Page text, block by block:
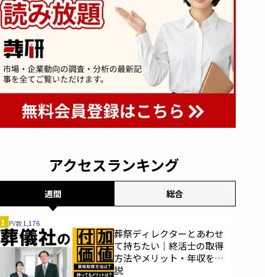
アクセスランキング
週間 総合
1 PV数1,176
葬祭ディレクターとあわせ
て持ちたい｜終活士の取得
方法やメリット・年収を解
説